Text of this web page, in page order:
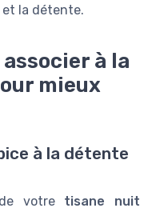
la détente.
à la
mieux
à la détente
votre tisane nuit